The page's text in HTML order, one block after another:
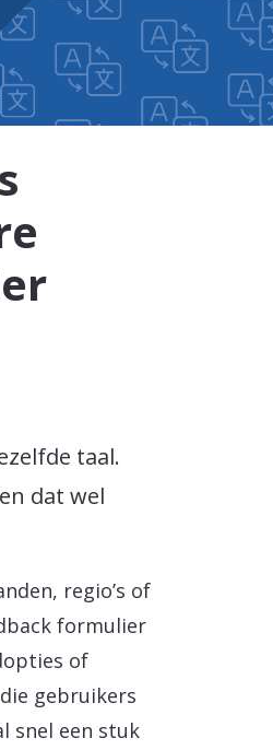
taal.
dat wel
regio’s of
formulier
of
gebruikers
snel een stuk